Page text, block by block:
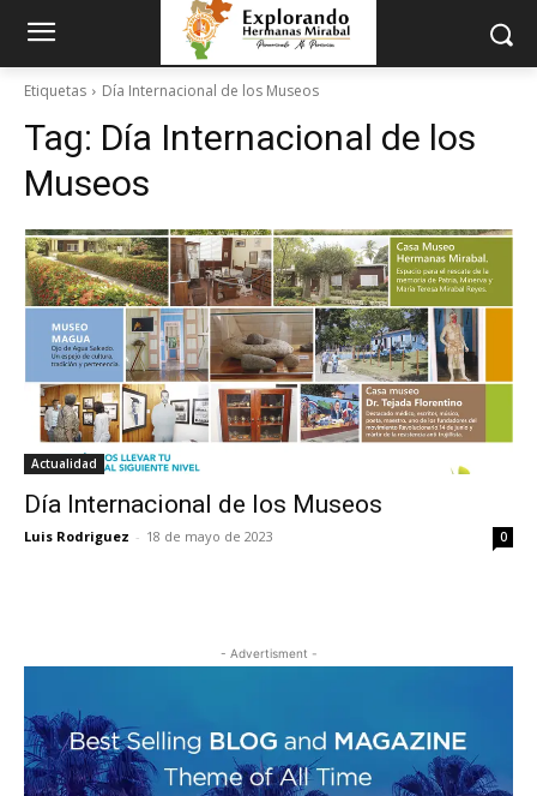
Etiquetas Día Internacional de los Museos
Tag: Día Internacional de los
Museos
Actualidad
Día Internacional de los Museos
Luis Rodriguez - 18 de mayo de 2023 0
- Advertisment -